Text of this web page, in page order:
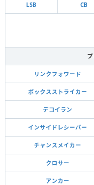
LSB CB
リンクフォワード
ボックスストライカー
デコイラン
インサイドレシーバー
チャンスメイカー
クロサー
アンカー